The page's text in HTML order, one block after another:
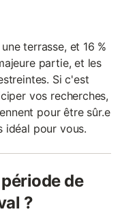
terrasse, et 16 %
partie, et les
Si c'est
vos recherches,
pour être sûr.e
idéal pour vous.
de
?